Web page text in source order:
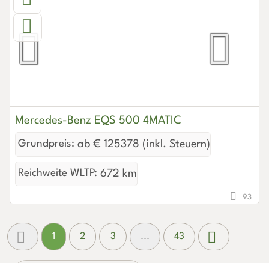
Mercedes-Benz EQS 500 4MATIC
Grundpreis: ab € 125378 (inkl. Steuern)
Reichweite WLTP: 672 km
93
1 2 3 ... 43